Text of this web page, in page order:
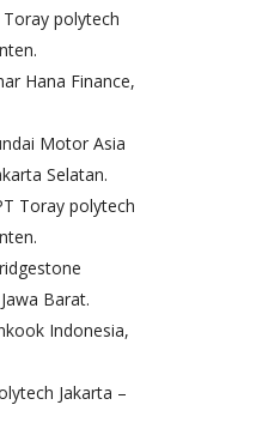
polytech
Hana Finance,
Motor Asia
Selatan.
Toray polytech
Barat.
Indonesia,
Jakarta –